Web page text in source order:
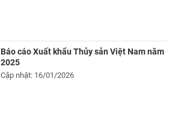
Báo cáo Xuất khẩu Thủy sản Việt Nam năm
2025
Cập nhật: 16/01/2026